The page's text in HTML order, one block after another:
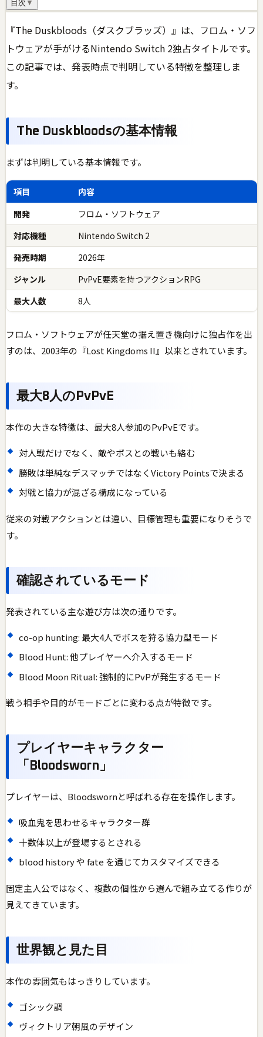
目次 ▼
『The Duskbloods（ダスクブラッズ）』は、フロム・ソフ
トウェアが手がけるNintendo Switch 2独占タイトルです。
この記事では、発表時点で判明している特徴を整理しま
す。
The Duskbloodsの基本情報
まずは判明している基本情報です。
項目
内容
開発
フロム・ソフトウェア
対応機種
Nintendo Switch 2
発売時期
2026年
ジャンル
PvPvE要素を持つアクションRPG
最大人数
8人
フロム・ソフトウェアが任天堂の据え置き機向けに独占作を出
すのは、2003年の『Lost Kingdoms II』以来とされています。
最大8人のPvPvE
本作の大きな特徴は、最大8人参加のPvPvEです。
対人戦だけでなく、敵やボスとの戦いも絡む
勝敗は単純なデスマッチではなくVictory Pointsで決まる
対戦と協力が混ざる構成になっている
従来の対戦アクションとは違い、目標管理も重要になりそうで
す。
確認されているモード
発表されている主な遊び方は次の通りです。
co-op hunting: 最大4人でボスを狩る協力型モード
Blood Hunt: 他プレイヤーへ介入するモード
Blood Moon Ritual: 強制的にPvPが発生するモード
戦う相手や目的がモードごとに変わる点が特徴です。
プレイヤーキャラクター
「Bloodsworn」
プレイヤーは、Bloodswornと呼ばれる存在を操作します。
吸血鬼を思わせるキャラクター群
十数体以上が登場するとされる
blood history や fate を通じてカスタマイズできる
固定主人公ではなく、複数の個性から選んで組み立てる作りが
見えてきています。
世界観と見た目
本作の雰囲気もはっきりしています。
ゴシック調
ヴィクトリア朝風のデザイン